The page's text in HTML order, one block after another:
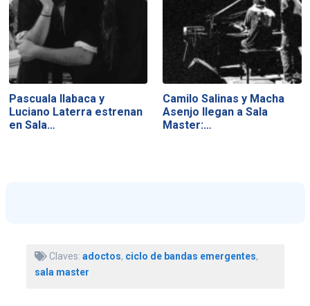
Pascuala Ilabaca y
Luciano Laterra estrenan
en Sala…
Camilo Salinas y Macha
Asenjo llegan a Sala
Master:…
Claves: adoctos, ciclo de bandas emergentes,
sala master